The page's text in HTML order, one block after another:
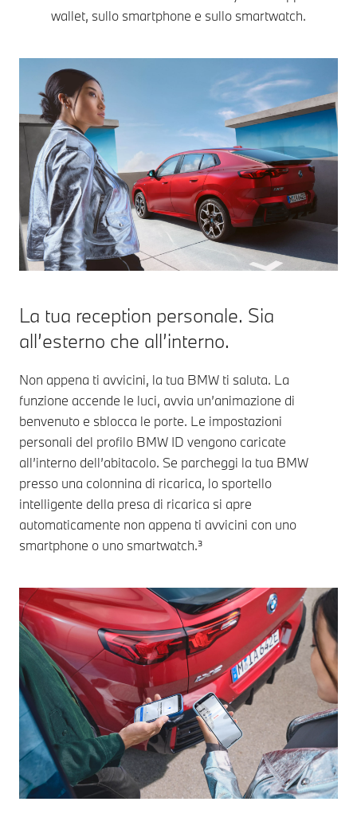
wallet, sullo smartphone e sullo smartwatch.
La tua reception personale. Sia
all’esterno che all’interno.
Non appena ti avvicini, la tua BMW ti saluta. La
funzione accende le luci, avvia un’animazione di
benvenuto e sblocca le porte. Le impostazioni
personali del profilo BMW ID vengono caricate
all’interno dell’abitacolo. Se parcheggi la tua BMW
presso una colonnina di ricarica, lo sportello
intelligente della presa di ricarica si apre
automaticamente non appena ti avvicini con uno
smartphone o uno smartwatch.³